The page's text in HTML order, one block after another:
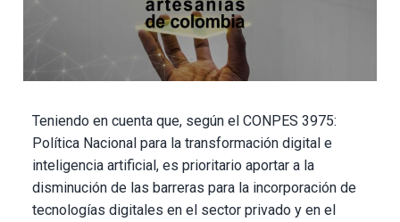
Teniendo en cuenta que, según el CONPES 3975:
Política Nacional para la transformación digital e
inteligencia artificial, es prioritario aportar a la
disminución de las barreras para la incorporación de
tecnologías digitales en el sector privado y en el